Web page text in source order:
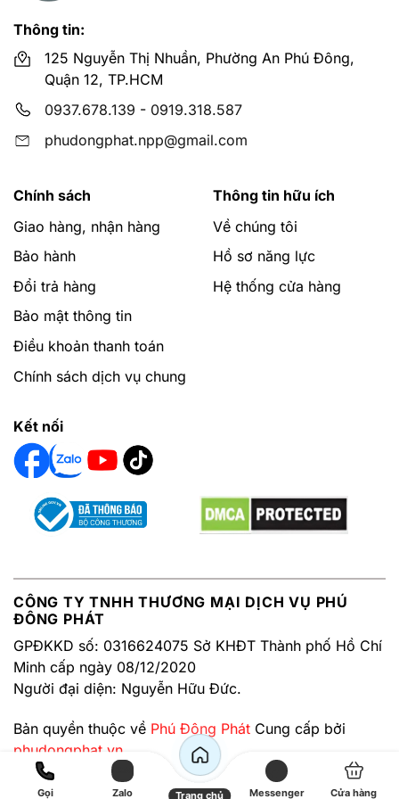
Thông tin:
125 Nguyễn Thị Nhuần, Phường An Phú Đông,
Quận 12, TP.HCM
0937.678.139 - 0919.318.587
phudongphat.npp@gmail.com
Chính sách
Giao hàng, nhận hàng
Bảo hành
Đổi trả hàng
Bảo mật thông tin
Điều khoản thanh toán
Chính sách dịch vụ chung
Thông tin hữu ích
Về chúng tôi
Hồ sơ năng lực
Hệ thống cửa hàng
Kết nối
CÔNG TY TNHH THƯƠNG MẠI DỊCH VỤ PHÚ
ĐÔNG PHÁT
GPĐKKD số: 0316624075 Sở KHĐT Thành phố Hồ Chí
Minh cấp ngày 08/12/2020
Người đại diện: Nguyễn Hữu Đức.
Bản quyền thuộc về Phú Đông Phát Cung cấp bởi
phudongphat.vn
Gọi Zalo Trang chủ Messenger Cửa hàng